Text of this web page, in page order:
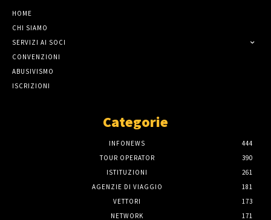
HOME
CHI SIAMO
SERVIZI AI SOCI
CONVENZIONI
ABUSIVISMO
ISCRIZIONI
Categorie
INFONEWS
444
TOUR OPERATOR
390
ISTITUZIONI
261
AGENZIE DI VIAGGIO
181
VETTORI
173
NETWORK
171